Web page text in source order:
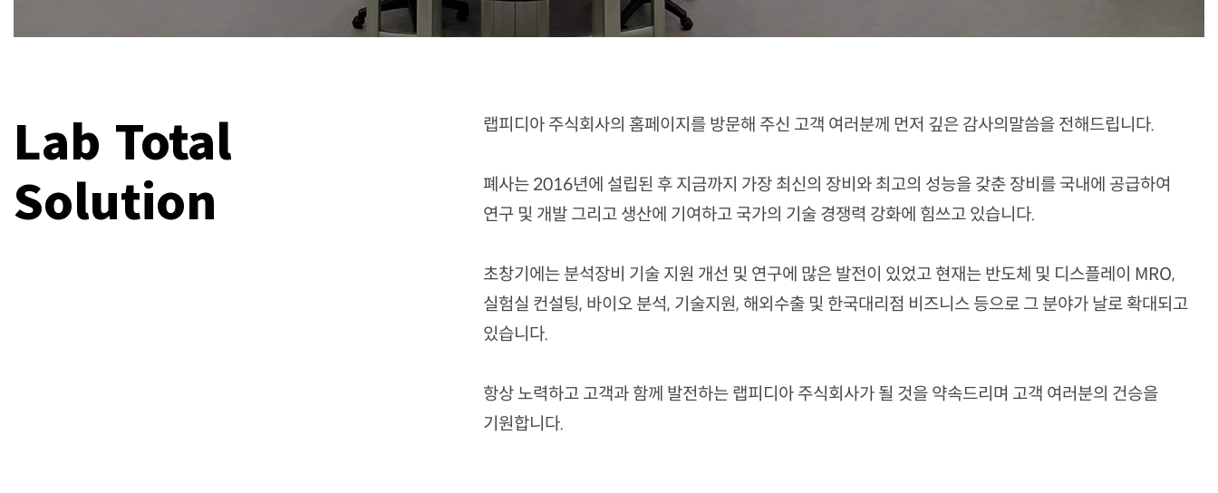
Lab Total
Solution
랩피디아 주식회사의 홈페이지를 방문해 주신 고객 여러분께 먼저 깊은 감사의말씀을 전해드립니다.
폐사는 2016년에 설립된 후 지금까지 가장 최신의 장비와 최고의 성능을 갖춘 장비를 국내에 공급하여
연구 및 개발 그리고 생산에 기여하고 국가의 기술 경쟁력 강화에 힘쓰고 있습니다.
초창기에는 분석장비 기술 지원 개선 및 연구에 많은 발전이 있었고 현재는 반도체 및 디스플레이 MRO,
실험실 컨설팅, 바이오 분석, 기술지원, 해외수출 및 한국대리점 비즈니스 등으로 그 분야가 날로 확대되고
있습니다.
항상 노력하고 고객과 함께 발전하는 랩피디아 주식회사가 될 것을 약속드리며 고객 여러분의 건승을
기원합니다.